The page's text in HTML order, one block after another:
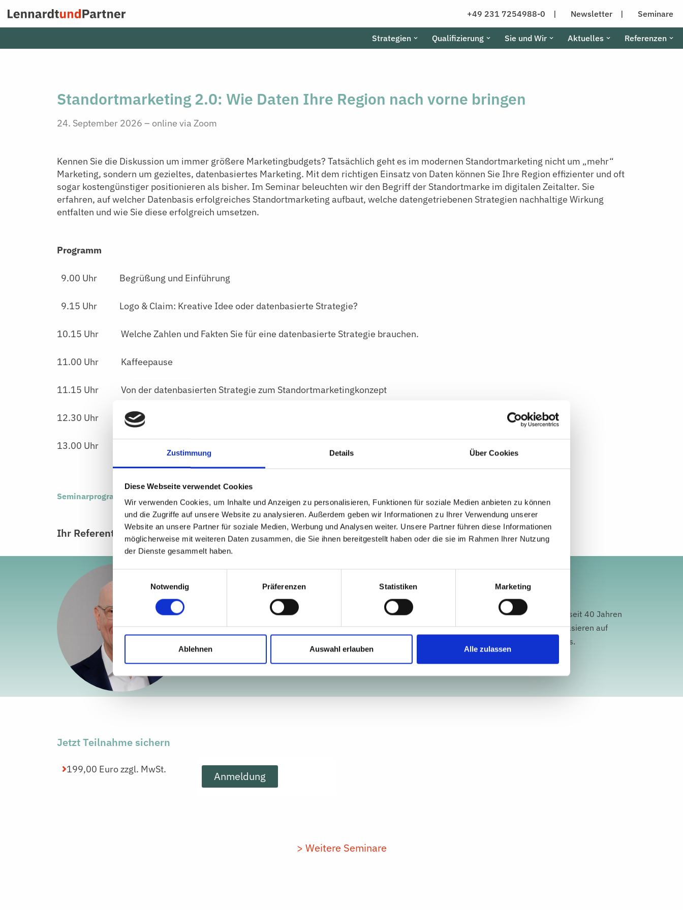
Zustimmung Details Über Cookies
Diese Webseite verwendet Cookies
Wir verwenden Cookies, um Inhalte und Anzeigen zu personalisieren, Funktionen für soziale Medien anbieten zu können
und die Zugriffe auf unsere Website zu analysieren. Außerdem geben wir Informationen zu Ihrer Verwendung unserer
Website an unsere Partner für soziale Medien, Werbung und Analysen weiter. Unsere Partner führen diese Informationen
möglicherweise mit weiteren Daten zusammen, die Sie ihnen bereitgestellt haben oder die sie im Rahmen Ihrer Nutzung
der Dienste gesammelt haben.
Notwendig
Präferenzen Statistiken Marketing
Ablehnen Auswahl erlauben Alle zulassen
Zum
+49 231 7254988-0 | Newsletter | Seminare
Strategien Qualifizierung Sie und Wir Aktuelles Referenzen
Standortmarketing 2.0: Wie Daten Ihre Region nach vorne bringen
24. September 2026 – online via Zoom
Kennen Sie die Diskussion um immer größere Marketingbudgets? Tatsächlich geht es im modernen Standortmarketing nicht um „mehr“
Marketing, sondern um gezieltes, datenbasiertes Marketing. Mit dem richtigen Einsatz von Daten können Sie Ihre Region effizienter und oft
sogar kostengünstiger positionieren als bisher. Im Seminar beleuchten wir den Begriff der Standortmarke im digitalen Zeitalter. Sie
erfahren, auf welcher Datenbasis erfolgreiches Standortmarketing aufbaut, welche datengetriebenen Strategien nachhaltige Wirkung
entfalten und wie Sie diese erfolgreich umsetzen.
Programm
9.00 Uhr Begrüßung und Einführung
9.15 Uhr Logo & Claim: Kreative Idee oder datenbasierte Strategie?
10.15 Uhr Welche Zahlen und Fakten Sie für eine datenbasierte Strategie brauchen.
11.00 Uhr Kaffeepause
11.15 Uhr Von der datenbasierten Strategie zum Standortmarketingkonzept
12.30 Uhr Ihre Fälle – Ihre Fragen
13.00 Uhr
Seminarprogramm downloaden
Ihr Referent
Jörg Lennardt, Geschäftsführer von LennardtundPartner, begleitet seit 40 Jahren
erfolgreich Wirtschaftsstandorte in die Zukunft. Seine Strategien basieren auf
fundierten Analysen und eigens entwickelten, praxiserprobten Tools.
Jetzt Teilnahme sichern
199,00 Euro zzgl. MwSt.
Anmeldung
> Weitere Seminare